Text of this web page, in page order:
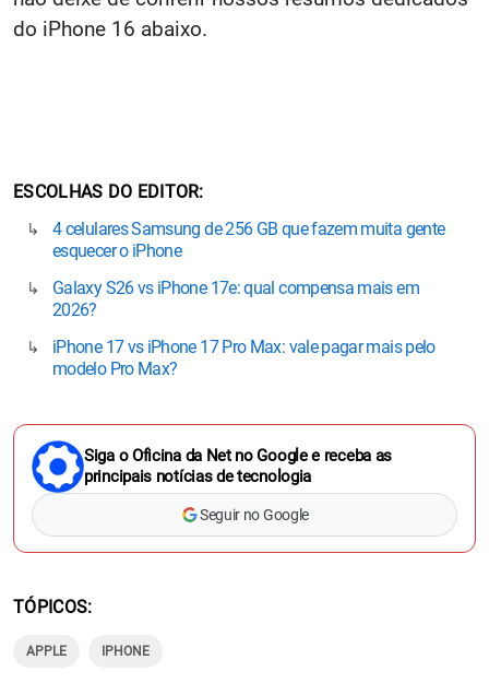
do iPhone 16 abaixo.
ESCOLHAS DO EDITOR
4 celulares Samsung de 256 GB que fazem muita gente
esquecer o iPhone
Galaxy S26 vs iPhone 17e: qual compensa mais em
2026?
iPhone 17 vs iPhone 17 Pro Max: vale pagar mais pelo
modelo Pro Max?
Siga o Oficina da Net no Google e receba as
principais notícias de tecnologia
Seguir no Google
TÓPICOS
APPLE IPHONE